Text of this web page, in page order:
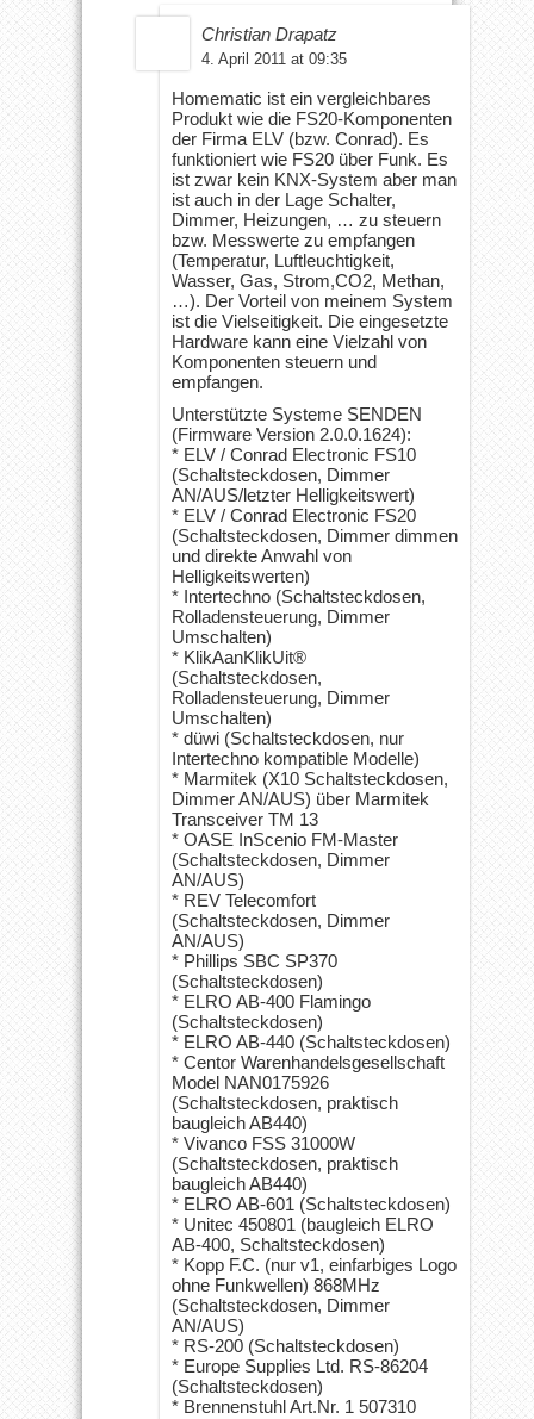
Christian Drapatz
4. April 2011 at 09:35
Homematic ist ein vergleichbares
Produkt wie die FS20-Komponenten
der Firma ELV (bzw. Conrad). Es
funktioniert wie FS20 über Funk. Es
ist zwar kein KNX-System aber man
ist auch in der Lage Schalter,
Dimmer, Heizungen, … zu steuern
bzw. Messwerte zu empfangen
(Temperatur, Luftleuchtigkeit,
Wasser, Gas, Strom,CO2, Methan,
…). Der Vorteil von meinem System
ist die Vielseitigkeit. Die eingesetzte
Hardware kann eine Vielzahl von
Komponenten steuern und
empfangen.
Unterstützte Systeme SENDEN
(Firmware Version 2.0.0.1624):
* ELV / Conrad Electronic FS10
(Schaltsteckdosen, Dimmer
AN/AUS/letzter Helligkeitswert)
* ELV / Conrad Electronic FS20
(Schaltsteckdosen, Dimmer dimmen
und direkte Anwahl von
Helligkeitswerten)
* Intertechno (Schaltsteckdosen,
Rolladensteuerung, Dimmer
Umschalten)
* KlikAanKlikUit®
(Schaltsteckdosen,
Rolladensteuerung, Dimmer
Umschalten)
* düwi (Schaltsteckdosen, nur
Intertechno kompatible Modelle)
* Marmitek (X10 Schaltsteckdosen,
Dimmer AN/AUS) über Marmitek
Transceiver TM 13
* OASE InScenio FM-Master
(Schaltsteckdosen, Dimmer
AN/AUS)
* REV Telecomfort
(Schaltsteckdosen, Dimmer
AN/AUS)
* Phillips SBC SP370
(Schaltsteckdosen)
* ELRO AB-400 Flamingo
(Schaltsteckdosen)
* ELRO AB-440 (Schaltsteckdosen)
* Centor Warenhandelsgesellschaft
Model NAN0175926
(Schaltsteckdosen, praktisch
baugleich AB440)
* Vivanco FSS 31000W
(Schaltsteckdosen, praktisch
baugleich AB440)
* ELRO AB-601 (Schaltsteckdosen)
* Unitec 450801 (baugleich ELRO
AB-400, Schaltsteckdosen)
* Kopp F.C. (nur v1, einfarbiges Logo
ohne Funkwellen) 868MHz
(Schaltsteckdosen, Dimmer
AN/AUS)
* RS-200 (Schaltsteckdosen)
* Europe Supplies Ltd. RS-86204
(Schaltsteckdosen)
* Brennenstuhl Art.Nr. 1 507310